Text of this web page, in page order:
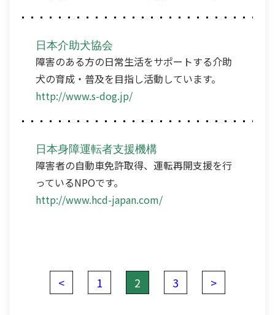
日本介助犬協会
障害のある方の日常生活をサポートする介助
犬の育成・普及を目指し活動しています。
http://www.s-dog.jp/
日本身障運転者支援機構
障害者の自動車免許取得、運転再開支援を行
っているNPOです。
http://www.hcd-japan.com/
< 1 2 3 >